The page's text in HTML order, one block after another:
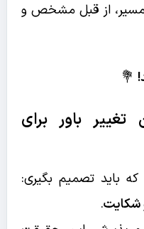
از قبل مشخص و
💐
تغییر باور برای
باید تصمیم بگیری:
شکایت.